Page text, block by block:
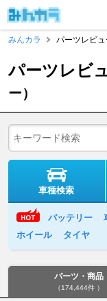
みんカラ
パーツレビュ
パーツレビ
ー）
車種検索
バッテリー
ホイール
タイヤ
パーツ・商品
（174,444件 ）